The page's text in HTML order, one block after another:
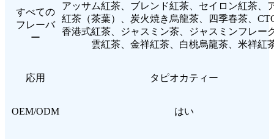
すべての
フレーバ
ー
アッサム紅茶、ブレンド紅茶、セイロン紅茶、
紅茶（茶葉）、炭火焼き烏龍茶、四季春茶、
香港式紅茶、ジャスミン茶、ジャスミンフレー
雲紅茶、金祥紅茶、白桃烏龍茶、米祥紅
応用 タピオカティー
OEM/ODM はい